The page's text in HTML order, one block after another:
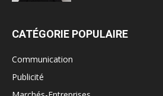
CATÉGORIE POPULAIRE
Communication
Publicité